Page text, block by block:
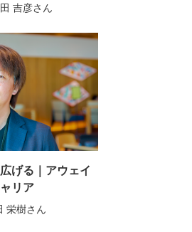
吉彦さん
げる｜アウェイ
リア
栄樹さん